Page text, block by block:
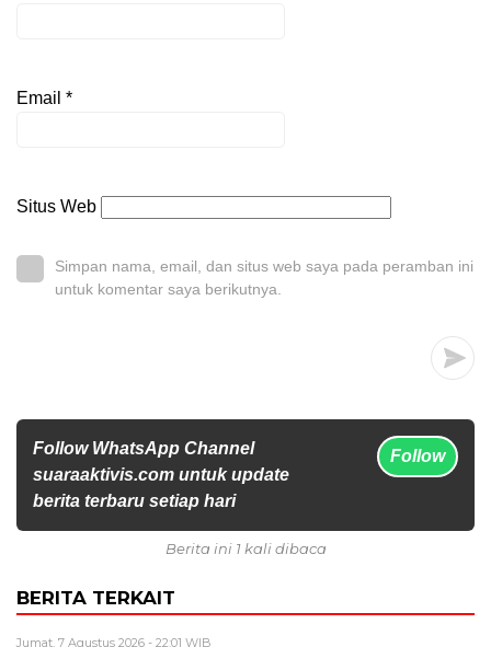
Email *
Situs Web
Simpan nama, email, dan situs web saya pada peramban ini
untuk komentar saya berikutnya.
Follow WhatsApp Channel
suaraaktivis.com untuk update
berita terbaru setiap hari
Follow
Berita ini 1 kali dibaca
BERITA TERKAIT
Jumat, 7 Agustus 2026 - 22:01 WIB